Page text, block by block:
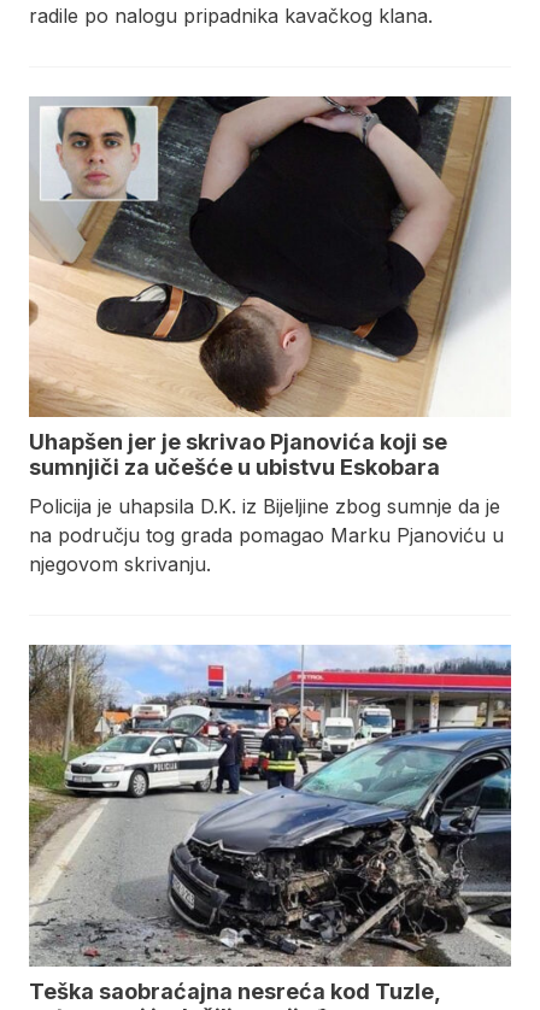
radile po nalogu pripadnika kavačkog klana.
Uhapšen jer je skrivao Pjanovića koji se
sumnjiči za učešće u ubistvu Eskobara
Policija je uhapsila D.K. iz Bijeljine zbog sumnje da je
na području tog grada pomagao Marku Pjanoviću u
njegovom skrivanju.
Teška saobraćajna nesreća kod Tuzle,